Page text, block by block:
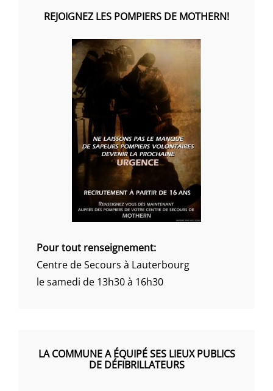
REJOIGNEZ LES POMPIERS DE MOTHERN!
Pour tout renseignement:
Centre de Secours à Lauterbourg
le samedi de 13h30 à 16h30
LA COMMUNE A ÉQUIPÉ SES LIEUX PUBLICS
DE DÉFIBRILLATEURS